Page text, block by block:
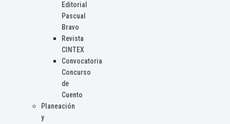
Editorial
Pascual
Bravo
Revista
CINTEX
Convocatoria
Concurso
de
Cuento
Planeación
y